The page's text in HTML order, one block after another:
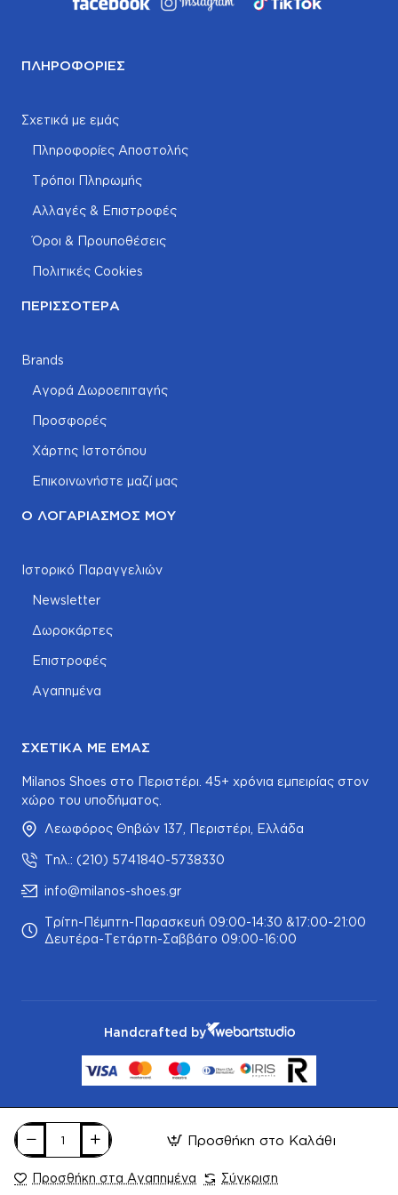
Προσθήκη στο Καλάθι
Προσθήκη στα Αγαπημένα Σύγκριση
ΠΛΗΡΟΦΟΡΊΕΣ
Σχετικά με εμάς
Πληροφορίες Αποστολής
Τρόποι Πληρωμής
Αλλαγές & Επιστροφές
Όροι & Προυποθέσεις
Πολιτικές Cookies
ΠΕΡΙΣΣΌΤΕΡΑ
Brands
Αγορά Δωροεπιταγής
Προσφορές
Χάρτης Ιστοτόπου
Επικοινωνήστε μαζί μας
Ο ΛΟΓΑΡΙΑΣΜΌΣ ΜΟΥ
Ιστορικό Παραγγελιών
Newsletter
Δωροκάρτες
Επιστροφές
Αγαπημένα
ΣΧΕΤΙΚΆ ΜΕ ΕΜΆΣ
Milanos Shoes στο Περιστέρι. 45+ χρόνια εμπειρίας στον
χώρο του υποδήματος.
Λεωφόρος Θηβών 137, Περιστέρι, Ελλάδα
Τηλ.: (210) 5741840-5738330
info@milanos-shoes.gr
Τρίτη-Πέμπτη-Παρασκευή 09:00-14:30 &17:00-21:00
Δευτέρα-Τετάρτη-Σαββάτο 09:00-16:00
Handcrafted by